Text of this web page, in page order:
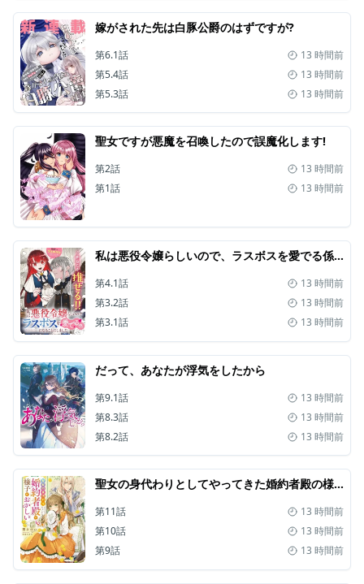
嫁がされた先は白豚公爵のはずですが?
第6.1話
13 時間前
第5.4話
13 時間前
第5.3話
13 時間前
聖女ですが悪魔を召喚したので誤魔化します!
第2話
13 時間前
第1話
13 時間前
私は悪役令嬢らしいので、ラスボスを愛でる係になることにしました
第4.1話
13 時間前
第3.2話
13 時間前
第3.1話
13 時間前
だって、あなたが浮気をしたから
第9.1話
13 時間前
第8.3話
13 時間前
第8.2話
13 時間前
聖女の身代わりとしてやってきた婚約者殿の様子がおかしい
第11話
13 時間前
第10話
13 時間前
第9話
13 時間前